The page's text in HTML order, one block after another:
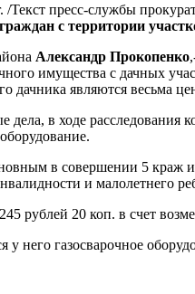
/Текст пресс-службы
с территории
Александр Прокопенко
имущества с дачных
дачника являются весьма
в ходе
в совершении 5
и малолетнего
рублей 20 коп. в счет
него газосварочное